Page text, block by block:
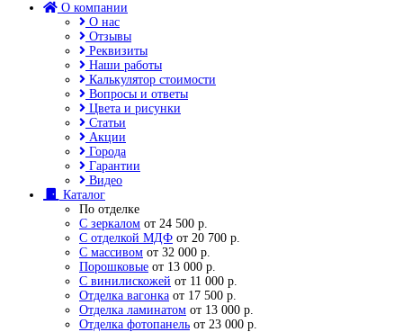
О компании
О нас
Отзывы
Реквизиты
Наши работы
Калькулятор стоимости
Вопросы и ответы
Цвета и рисунки
Статьи
Акции
Города
Гарантии
Видео
Каталог
По отделке
С зеркалом от 24 500 р.
С отделкой МДФ от 20 700 р.
С массивом от 32 000 р.
Порошковые от 13 000 р.
С винилискожей от 11 000 р.
Отделка вагонка от 17 500 р.
Отделка ламинатом от 13 000 р.
Отделка фотопанель от 23 000 р.